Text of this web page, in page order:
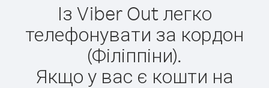
Із Viber Out легко
телефонувати за кордон
(Філіппіни).
Якщо у вас є кошти на